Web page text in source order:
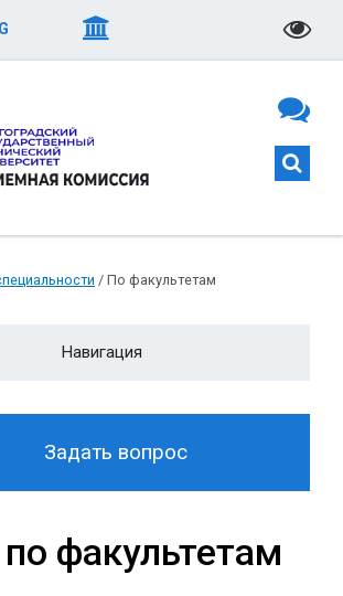
/ По факультетам
Навигация
испытаниям
Задать вопрос
факультетам